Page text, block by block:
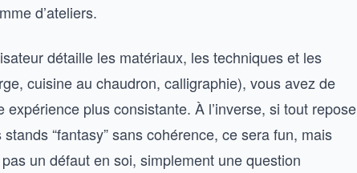
d’ateliers.
détaille les matériaux, les techniques et les
cuisine au chaudron, calligraphie), vous avez de
plus consistante. À l’inverse, si tout repose
“fantasy” sans cohérence, ce sera fun, mais
pas un défaut en soi, simplement une question